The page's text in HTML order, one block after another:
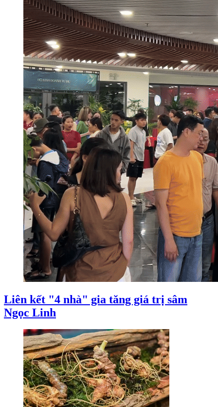
Liên kết "4 nhà" gia tăng giá trị sâm
Ngọc Linh